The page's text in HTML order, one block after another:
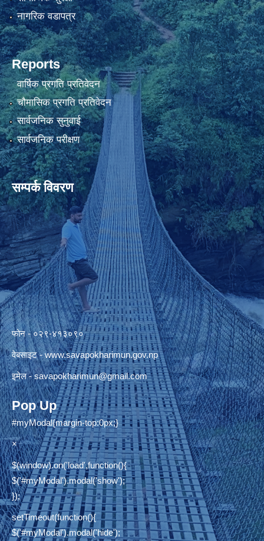
नागरिक वडापत्र
Reports
वार्षिक प्रगति प्रतिवेदन
चौमासिक प्रगति प्रतिवेदन
सार्वजनिक सुनुवाई
सार्वजनिक परीक्षण
सम्पर्क विवरण
फोन - ०२९-४१३०९०
वेबसाइट -www.savapokharimun.gov.np
इमेल -savapokharimun@gmail.com
Pop Up
#myModal{margin-top:0px;}
×
$(window).on('load',function(){
$('#myModal').modal('show');
});
setTimeout(function(){
$('#myModal').modal('hide');